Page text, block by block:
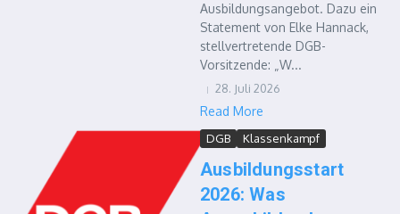
Ausbildungsangebot. Dazu ein
Statement von Elke Hannack,
stellvertretende DGB-
Vorsitzende: „W...
28. Juli 2026
Read More
DGB Klassenkampf
Ausbildungsstart
2026: Was